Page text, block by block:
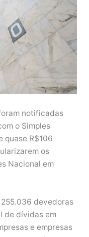
notificadas
o Simples
quase R$106
os
Nacional em
devedoras
de dívidas em
e empresas